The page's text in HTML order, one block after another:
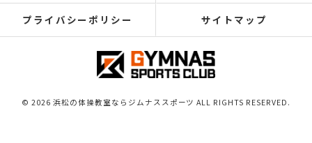
プライバシーポリシー サイトマップ
© 2026 浜松の体操教室ならジムナススポーツ ALL RIGHTS RESERVED.